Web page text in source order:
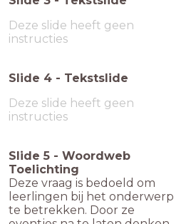
Deze slide heeft geen
instructies
Slide 4 - Tekstslide
Deze slide heeft geen
instructies
Slide 5 - Woordweb
Toelichting
Deze vraag is bedoeld om
leerlingen bij het onderwerp
te betrekken. Door ze